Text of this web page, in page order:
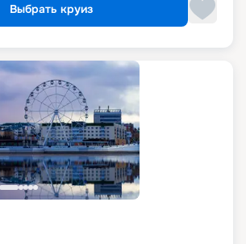
Выбрать круиз